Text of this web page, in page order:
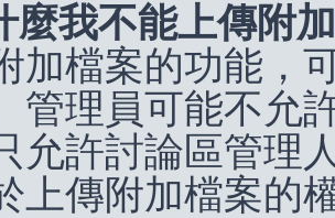
麼我不能上傳附
加檔案的功能，
管理員可能不允
允許討論區管理
上傳附加檔案的